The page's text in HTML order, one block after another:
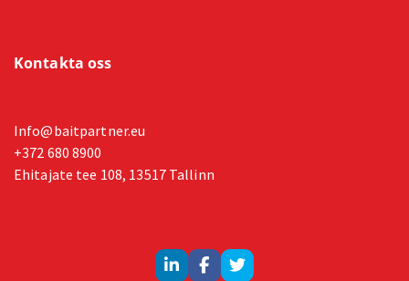
Kontakta oss
Info@baitpartner.eu
+372 680 8900
Ehitajate tee 108, 13517 Tallinn